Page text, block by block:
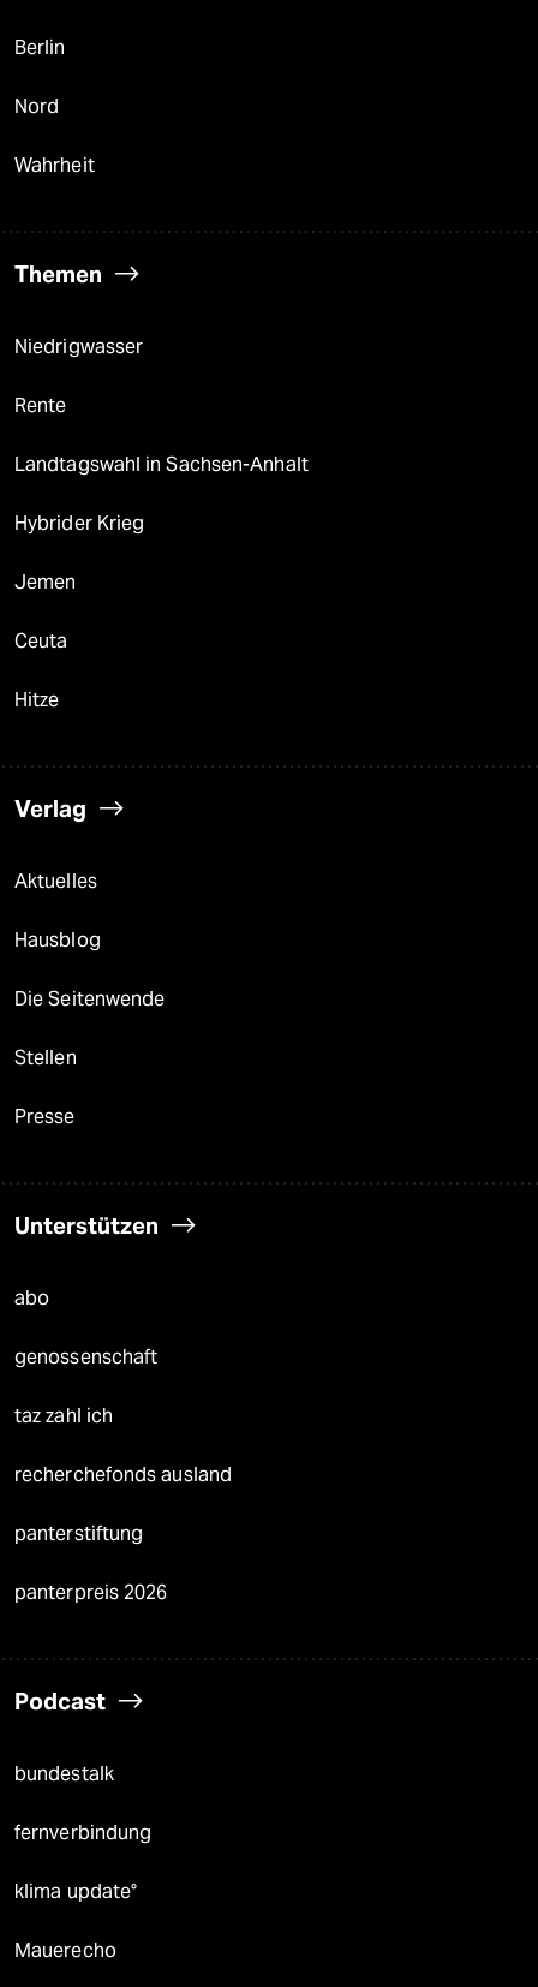
Berlin
Nord
Wahrheit
Themen
Niedrigwasser
Rente
Landtagswahl in Sachsen-Anhalt
Hybrider Krieg
Jemen
Ceuta
Hitze
Verlag
Aktuelles
Hausblog
Die Seitenwende
Stellen
Presse
Unterstützen
abo
genossenschaft
taz zahl ich
recherchefonds ausland
panterstiftung
panterpreis 2026
Podcast
bundestalk
fernverbindung
klima update°
Mauerecho